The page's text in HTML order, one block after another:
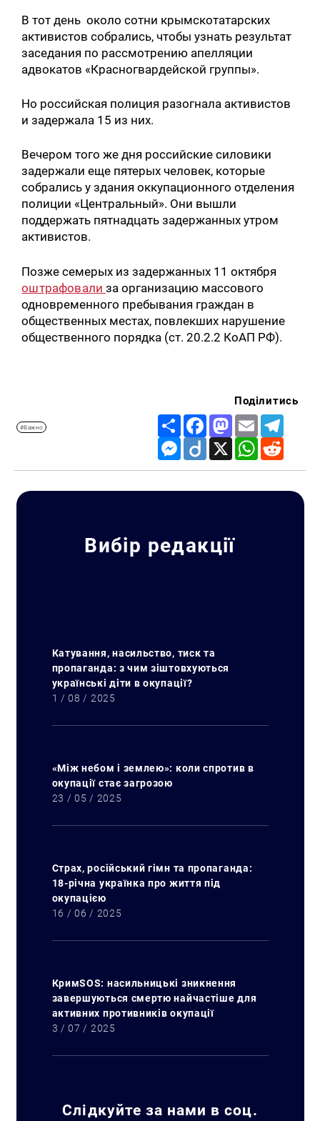
В тот день около сотни крымскотатарских
активистов собрались, чтобы узнать результат
заседания по рассмотрению апелляции
адвокатов «Красногвардейской группы».
Но российская полиция разогнала активистов
и задержала 15 из них.
Вечером того же дня российские силовики
задержали еще пятерых человек, которые
собрались у здания оккупационного отделения
полиции «Центральный». Они вышли
поддержать пятнадцать задержанных утром
активистов.
Позже семерых из задержанных 11 октября
оштрафовализа организацию массового
одновременного пребывания граждан в
общественных местах, повлекших нарушение
общественного порядка (ст. 20.2.2 КоАП РФ).
#Важно
Поділитись
Share FacebookMastodon
Email
Messenger
Diigo X WhatsApp
Вибір редакції
Катування, насильство, тиск та
пропаганда: з чим зіштовхуються
українські діти в окупації?
1 / 08 / 2025
«Між небом і землею»: коли спротив в
окупації стає загрозою
23 / 05 / 2025
Страх, російський гімн та пропаганда:
18-річна українка про життя під
окупацією
16 / 06 / 2025
КримSOS: насильницькі зникнення
завершуються смертю найчастіше для
активних противників окупації
3 / 07 / 2025
Слідкуйте за нами в соц.